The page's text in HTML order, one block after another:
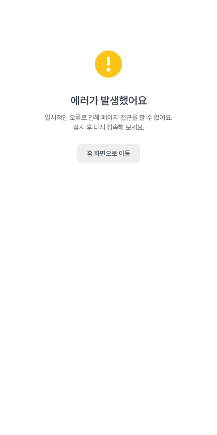
에러가 발생했어요
일시적인 오류로 인해 페이지 접근을 할 수 없어요.
잠시 후 다시 접속해 보세요.
홈 화면으로 이동